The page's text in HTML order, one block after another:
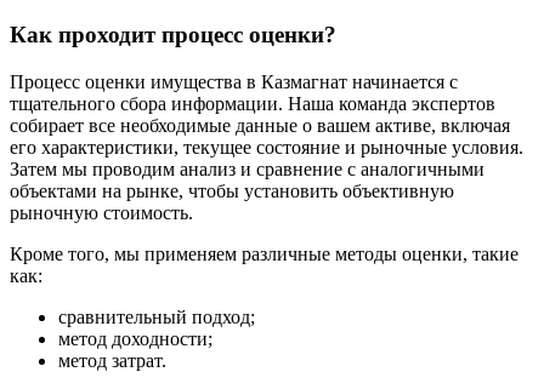
Как проходит процесс оценки?
Процесс оценки имущества в Казмагнат начинается с
тщательного сбора информации. Наша команда экспертов
собирает все необходимые данные о вашем активе, включая
его характеристики, текущее состояние и рыночные условия.
Затем мы проводим анализ и сравнение с аналогичными
объектами на рынке, чтобы установить объективную
рыночную стоимость.
Кроме того, мы применяем различные методы оценки, такие
как:
сравнительный подход;
метод доходности;
метод затрат.